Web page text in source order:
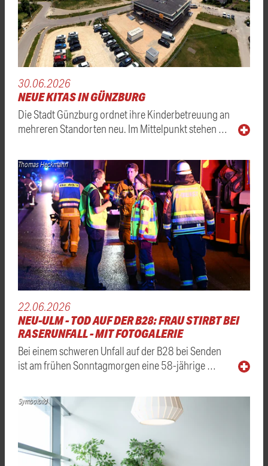
30.06.2026
NEUE KITAS IN GÜNZBURG
Die Stadt Günzburg ordnet ihre Kinderbetreuung an
mehreren Standorten neu. Im Mittelpunkt stehen …
Thomas Heckmann
22.06.2026
NEU-ULM - TOD AUF DER B28: FRAU STIRBT BEI
RASERUNFALL - MIT FOTOGALERIE
Bei einem schweren Unfall auf der B28 bei Senden
ist am frühen Sonntagmorgen eine 58-jährige …
Symbolbild